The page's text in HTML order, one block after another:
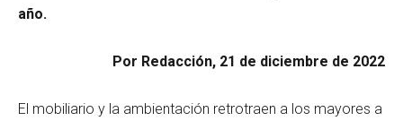
año.
Por Redacción, 21 de diciembre de 2022
El mobiliario y la ambientación retrotraen a los mayores a